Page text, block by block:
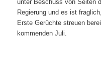
unter Beschuss von Seiten
Regierung und es ist
Erste Gerüchte streuen
kommenden Juli.